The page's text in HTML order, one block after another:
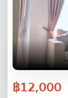
฿12,000